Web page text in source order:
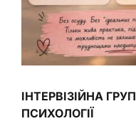
ІНТЕРВІЗІЙНА
ПСИХОЛОГІЇ